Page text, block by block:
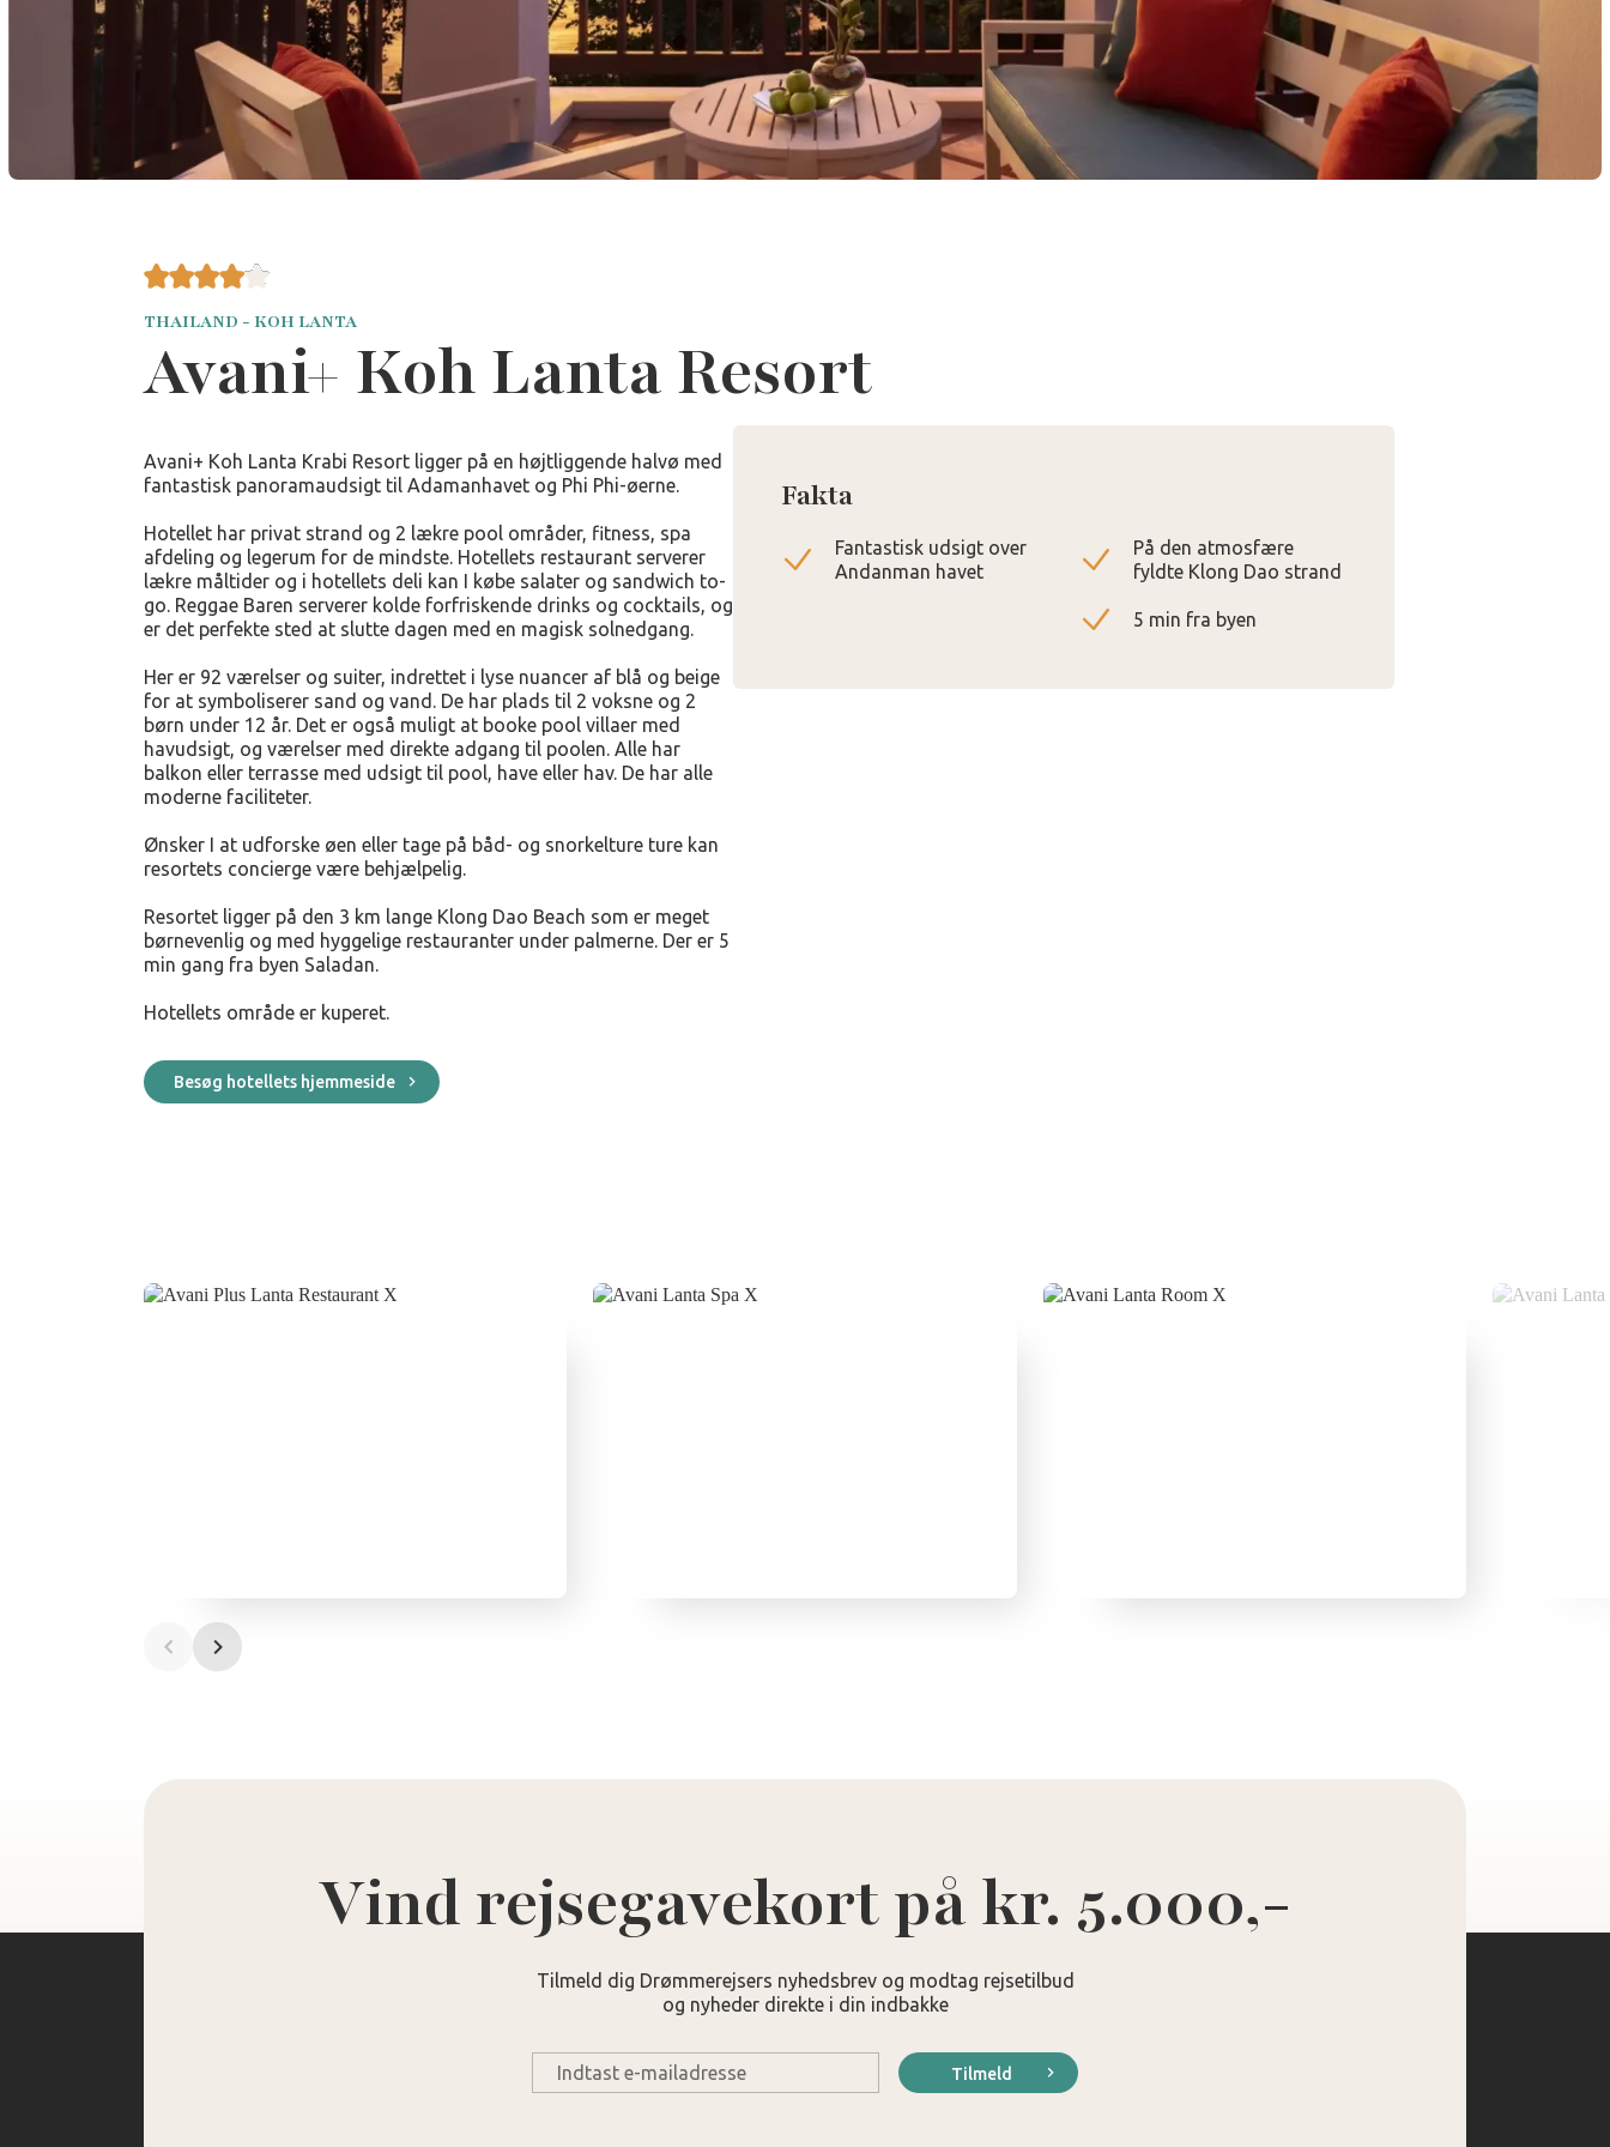
THAILAND - KOH LANTA
Avani+ Koh Lanta Resort
Avani+ Koh Lanta Krabi Resort ligger på en højtliggende halvø med
fantastisk panoramaudsigt til Adamanhavet og Phi Phi-øerne.
Hotellet har privat strand og 2 lækre pool områder, fitness, spa
afdeling og legerum for de mindste. Hotellets restaurant serverer
lækre måltider og i hotellets deli kan I købe salater og sandwich to-
go. Reggae Baren serverer kolde forfriskende drinks og cocktails, og
er det perfekte sted at slutte dagen med en magisk solnedgang.
Her er 92 værelser og suiter, indrettet i lyse nuancer af blå og beige
for at symboliserer sand og vand. De har plads til 2 voksne og 2
børn under 12 år. Det er også muligt at booke pool villaer med
havudsigt, og værelser med direkte adgang til poolen. Alle har
balkon eller terrasse med udsigt til pool, have eller hav. De har alle
moderne faciliteter.
Ønsker I at udforske øen eller tage på båd- og snorkelture ture kan
resortets concierge være behjælpelig.
Resortet ligger på den 3 km lange Klong Dao Beach som er meget
børnevenlig og med hyggelige restauranter under palmerne. Der er 5
min gang fra byen Saladan.
Hotellets område er kuperet.
Besøg hotellets hjemmeside
Fakta
Fantastisk udsigt over
Andanman havet
På den atmosfære
fyldte Klong Dao strand
5 min fra byen
Vind rejsegavekort på kr. 5.000,-
Tilmeld dig Drømmerejsers nyhedsbrev og modtag rejsetilbud
og nyheder direkte i din indbakke
mail
Tilmeld